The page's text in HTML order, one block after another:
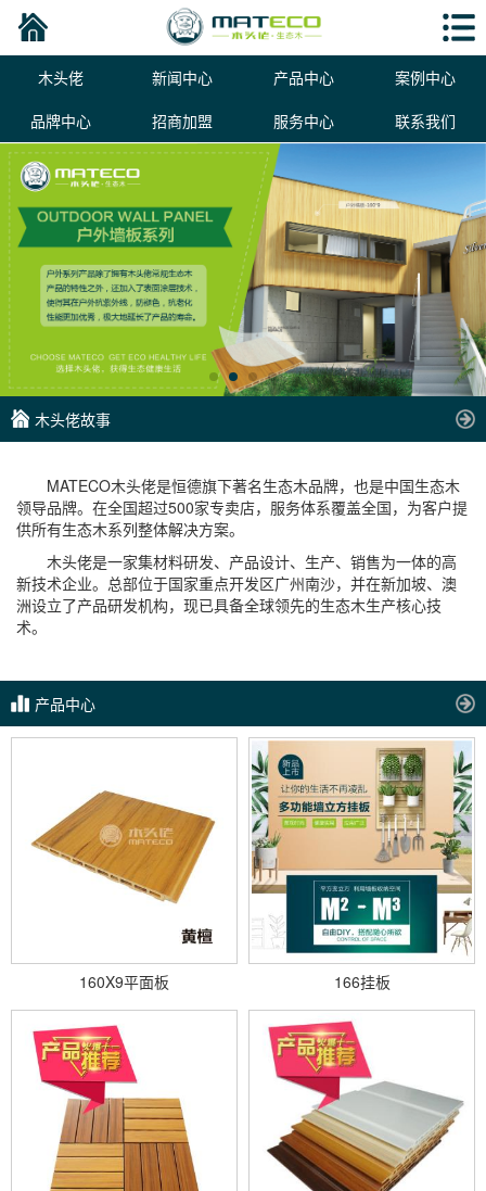
木头佬 新闻中心 产品中心
案例中心
品牌中心
招商加盟 服务中心 联系我们
木头佬故事
MATECO木头佬是恒德旗下著名生态木品牌，也是中国生态木
领导品牌。在全国超过500家专卖店，服务体系覆盖全国，为客户提
供所有生态木系列整体解决方案。
木头佬是一家集材料研发、产品设计、生产、销售为一体的高
新技术企业。总部位于国家重点开发区广州南沙，并在新加坡、澳
洲设立了产品研发机构，现已具备全球领先的生态木生产核心技
术。
产品中心
160X9平面板 166挂板